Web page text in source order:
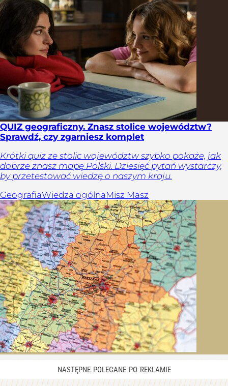
QUIZ geograficzny. Znasz stolice województw?
Sprawdź, czy zgarniesz komplet
Krótki quiz ze stolic województw szybko pokaże, jak
dobrze znasz mapę Polski. Dziesięć pytań wystarczy,
by przetestować wiedzę o naszym kraju.
GeografiaWiedza ogólnaMisz Masz